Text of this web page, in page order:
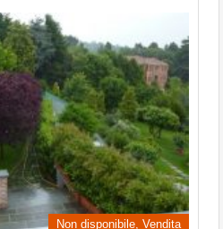
Non disponibile, Vendita